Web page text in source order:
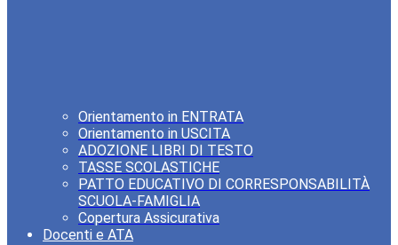
Orientamento in ENTRATA
Orientamento in USCITA
ADOZIONE LIBRI DI TESTO
TASSE SCOLASTICHE
PATTO EDUCATIVO DI CORRESPONSABILITÀ
SCUOLA-FAMIGLIA
Copertura Assicurativa
Docenti e ATA